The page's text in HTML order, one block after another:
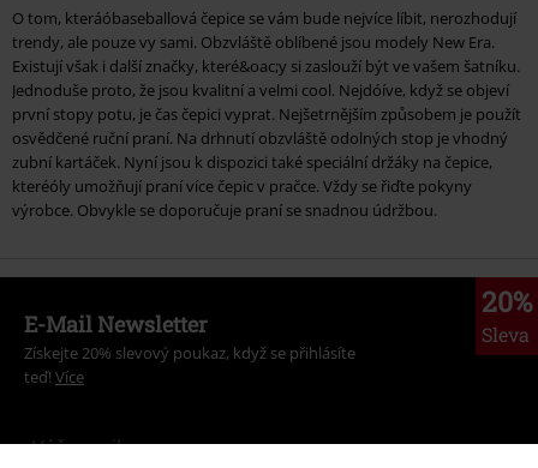
O tom, kteráóbaseballová čepice se vám bude nejvíce líbit, nerozhodují
trendy, ale pouze vy sami. Obzvláště oblíbené jsou modely New Era.
Existují však i další značky, které&oac;y si zaslouží být ve vašem šatníku.
Jednoduše proto, že jsou kvalitní a velmi cool. Nejdóíve, když se objeví
první stopy potu, je čas čepici vyprat. Nejšetrnějším způsobem je použít
osvědčené ruční praní. Na drhnutí obzvláště odolných stop je vhodný
zubní kartáček. Nyní jsou k dispozici také speciální držáky na čepice,
kteréóly umožňují praní více čepic v pračce. Vždy se řiďte pokyny
výrobce. Obvykle se doporučuje praní se snadnou údržbou.
20%
Sleva
E-Mail Newsletter
Získejte 20% slevový poukaz, když se přihlásíte
teď! Více